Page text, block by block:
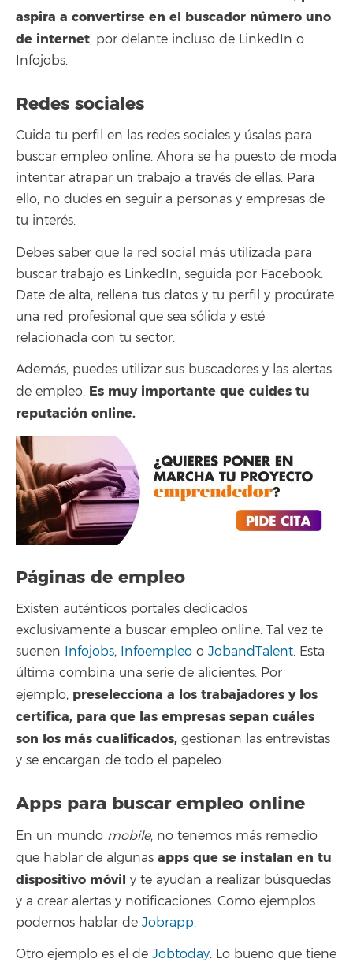
aspira a convertirse en el buscador número uno
de internet, por delante incluso de LinkedIn o
Infojobs.
Redes sociales
Cuida tu perfil en las redes sociales y úsalas para
buscar empleo online. Ahora se ha puesto de moda
intentar atrapar un trabajo a través de ellas. Para
ello, no dudes en seguir a personas y empresas de
tu interés.
Debes saber que la red social más utilizada para
buscar trabajo es LinkedIn, seguida por Facebook.
Date de alta, rellena tus datos y tu perfil y procúrate
una red profesional que sea sólida y esté
relacionada con tu sector.
Además, puedes utilizar sus buscadores y las alertas
de empleo. Es muy importante que cuides tu
reputación online.
Páginas de empleo
Existen auténticos portales dedicados
exclusivamente a buscar empleo online. Tal vez te
suenen Infojobs, Infoempleo o JobandTalent. Esta
última combina una serie de alicientes. Por
ejemplo, preselecciona a los trabajadores y los
certifica, para que las empresas sepan cuáles
son los más cualificados, gestionan las entrevistas
y se encargan de todo el papeleo.
Apps para buscar empleo online
En un mundo mobile, no tenemos más remedio
que hablar de algunas apps que se instalan en tu
dispositivo móvil y te ayudan a realizar búsquedas
y a crear alertas y notificaciones. Como ejemplos
podemos hablar de Jobrapp.
Otro ejemplo es el de Jobtoday. Lo bueno que tiene